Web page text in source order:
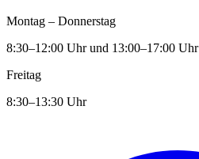
Montag – Donnerstag
8:30–12:00 Uhr und 13:00–17:00 Uhr
Freitag
8:30–13:30 Uhr